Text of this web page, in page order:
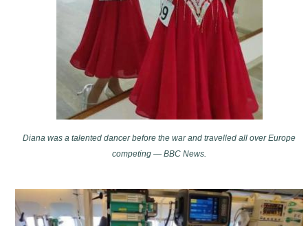
Diana was a talented dancer before the war and travelled all over Europe
competing — BBC News.